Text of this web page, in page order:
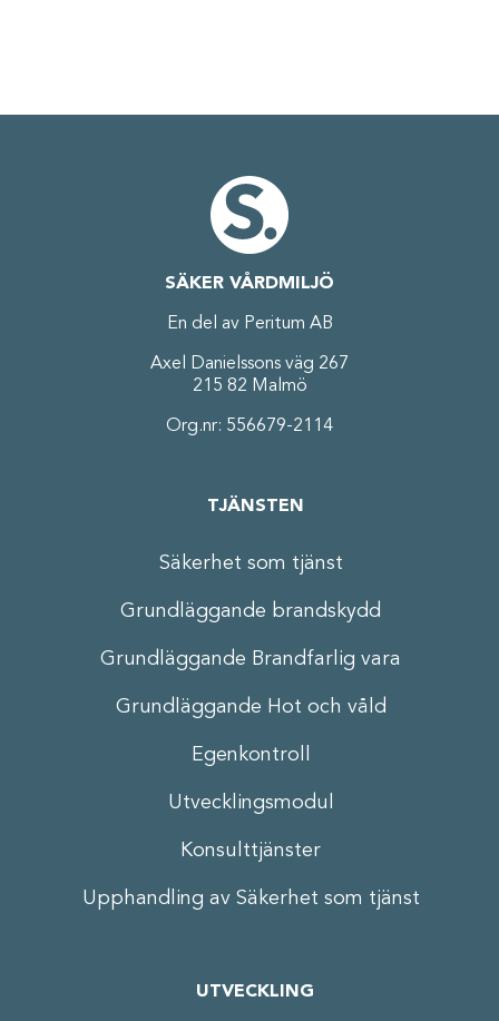
SÄKER VÅRDMILJÖ
En del av Peritum AB
Axel Danielssons väg 267
215 82 Malmö
Org.nr: 556679-2114
TJÄNSTEN
Säkerhet som tjänst
Grundläggande brandskydd
Grundläggande Brandfarlig vara
Grundläggande Hot och våld
Egenkontroll
Utvecklingsmodul
Konsulttjänster
Upphandling av Säkerhet som tjänst
UTVECKLING